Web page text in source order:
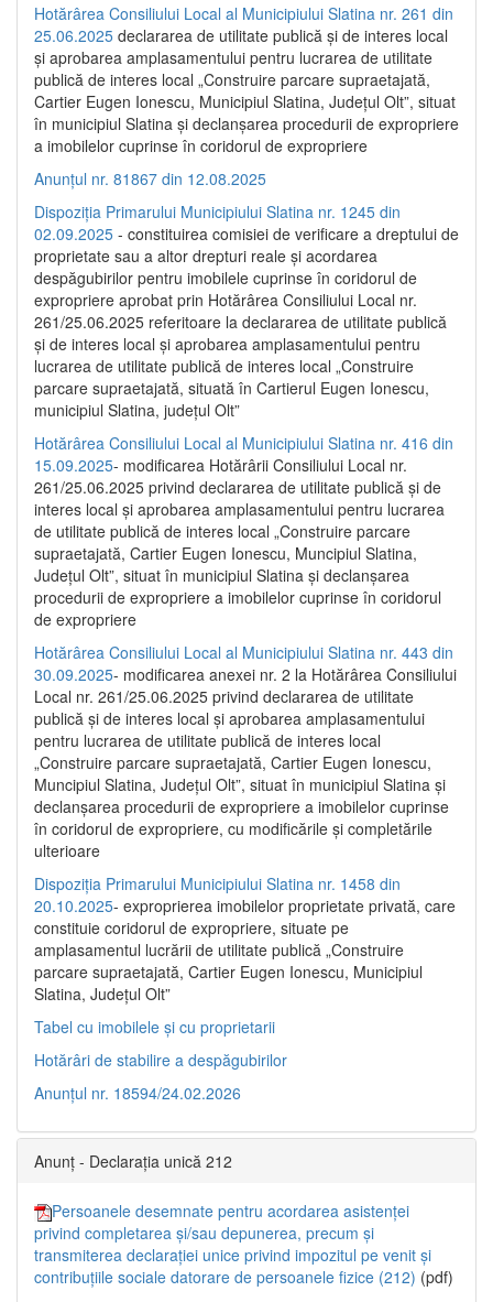
Hotărârea Consiliului Local al Municipiului Slatina nr. 261 din
25.06.2025 declararea de utilitate publică și de interes local
și aprobarea amplasamentului pentru lucrarea de utilitate
publică de interes local „Construire parcare supraetajată,
Cartier Eugen Ionescu, Municipiul Slatina, Județul Olt”, situat
în municipiul Slatina și declanșarea procedurii de expropriere
a imobilelor cuprinse în coridorul de expropriere
Anunțul nr. 81867 din 12.08.2025
Dispoziția Primarului Municipiului Slatina nr. 1245 din
02.09.2025 - constituirea comisiei de verificare a dreptului de
proprietate sau a altor drepturi reale și acordarea
despăgubirilor pentru imobilele cuprinse în coridorul de
expropriere aprobat prin Hotărârea Consiliului Local nr.
261/25.06.2025 referitoare la declararea de utilitate publică
și de interes local și aprobarea amplasamentului pentru
lucrarea de utilitate publică de interes local „Construire
parcare supraetajată, situată în Cartierul Eugen Ionescu,
municipiul Slatina, județul Olt”
Hotărârea Consiliului Local al Municipiului Slatina nr. 416 din
15.09.2025- modificarea Hotărârii Consiliului Local nr.
261/25.06.2025 privind declararea de utilitate publică și de
interes local și aprobarea amplasamentului pentru lucrarea
de utilitate publică de interes local „Construire parcare
supraetajată, Cartier Eugen Ionescu, Muncipiul Slatina,
Județul Olt”, situat în municipiul Slatina și declanșarea
procedurii de expropriere a imobilelor cuprinse în coridorul
de expropriere
Hotărârea Consiliului Local al Municipiului Slatina nr. 443 din
30.09.2025- modificarea anexei nr. 2 la Hotărârea Consiliului
Local nr. 261/25.06.2025 privind declararea de utilitate
publică şi de interes local şi aprobarea amplasamentului
pentru lucrarea de utilitate publică de interes local
„Construire parcare supraetajată, Cartier Eugen Ionescu,
Muncipiul Slatina, Judeţul Olt”, situat în municipiul Slatina şi
declanşarea procedurii de expropriere a imobilelor cuprinse
în coridorul de expropriere, cu modificările şi completările
ulterioare
Dispoziția Primarului Municipiului Slatina nr. 1458 din
20.10.2025- exproprierea imobilelor proprietate privată, care
constituie coridorul de expropriere, situate pe
amplasamentul lucrării de utilitate publică „Construire
parcare supraetajată, Cartier Eugen Ionescu, Municipiul
Slatina, Județul Olt”
Tabel cu imobilele și cu proprietarii
Hotărâri de stabilire a despăgubirilor
Anunțul nr. 18594/24.02.2026
Anunț - Declarația unică 212
Persoanele desemnate pentru acordarea asistenței
privind completarea și/sau depunerea, precum și
transmiterea declarației unice privind impozitul pe venit și
contribuțiile sociale datorare de persoanele fizice (212) (pdf)